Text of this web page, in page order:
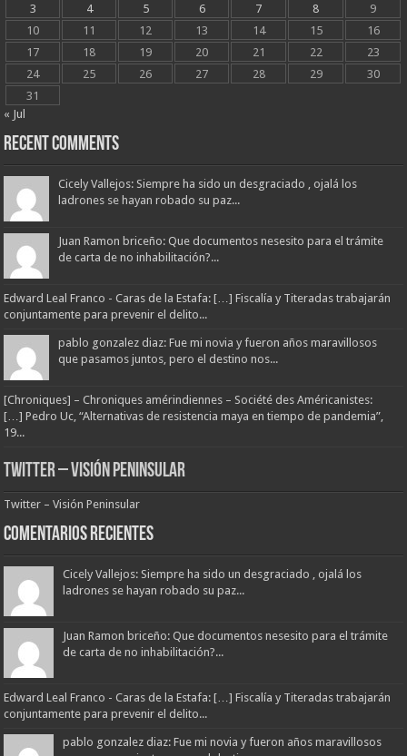
3
4 5 6 7 8
9
10
11 12 13 14 15
16
17
18 19 20 21 22
23
24
25 26 27 28 29
30
31
« Jul
Recent Comments
Cicely Vallejos: Siempre ha sido un desgraciado , ojalá los
ladrones se hayan robado su paz...
Juan Ramon briceño: Que documentos nesesito para el trámite
de carta de no inhabilitación?...
Edward Leal Franco - Caras de la Estafa: […] Fiscalía y Titeradas trabajarán
conjuntamente para prevenir el delito...
pablo gonzalez diaz: Fue mi novia y fueron años maravillosos
que pasamos juntos, pero el destino nos...
[Chroniques] – Chroniques amérindiennes – Société des Américanistes:
[…] Pedro Uc, “Alternativas de resistencia maya en tiempo de pandemia”,
19...
Twitter – Visión Peninsular
Twitter – Visión Peninsular
Comentarios Recientes
Cicely Vallejos: Siempre ha sido un desgraciado , ojalá los
ladrones se hayan robado su paz...
Juan Ramon briceño: Que documentos nesesito para el trámite
de carta de no inhabilitación?...
Edward Leal Franco - Caras de la Estafa: […] Fiscalía y Titeradas trabajarán
conjuntamente para prevenir el delito...
pablo gonzalez diaz: Fue mi novia y fueron años maravillosos